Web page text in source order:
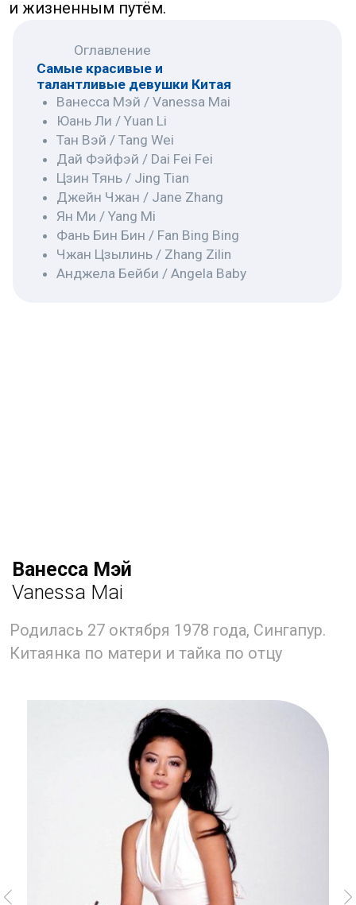
Чжан Цзылинь / Zhang Zilin
Ванесса Мэй
Vanessa Mai
Ванессе было всего 4 года, когда
её родители развелись, и мать забрала
её в Великобританию, где вышла замуж
за английского юриста Грэма Николсона.
Ванесса начала заниматься музыкой
в возрасте трёх лет и ее инструментом
тогда было фортепьяно, позже она
переключилась на скрипку, аккомпанируя
своему отчиму.